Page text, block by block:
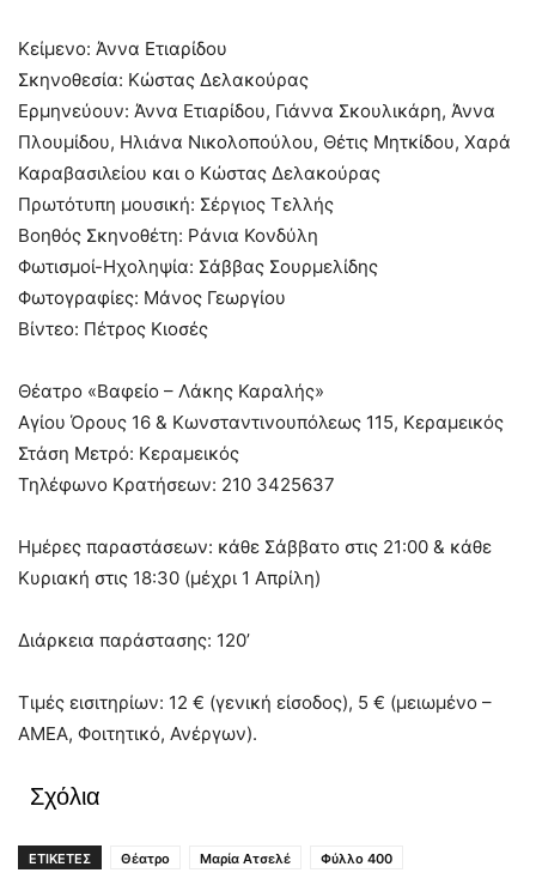
Κείμενο: Άννα Ετιαρίδου
Σκηνοθεσία: Κώστας Δελακούρας
Ερμηνεύουν: Άννα Ετιαρίδου, Γιάννα Σκουλικάρη, Άννα
Πλουμίδου, Ηλιάνα Νικολοπούλου, Θέτις Μητκίδου, Χαρά
Καραβασιλείου και ο Κώστας Δελακούρας
Πρωτότυπη μουσική: Σέργιος Τελλής
Βοηθός Σκηνοθέτη: Ράνια Κονδύλη
Φωτισμοί-Ηχοληψία: Σάββας Σουρμελίδης
Φωτογραφίες: Μάνος Γεωργίου
Βίντεο: Πέτρος Κιοσές
Θέατρο «Βαφείο – Λάκης Καραλής»
Αγίου Όρους 16 & Κωνσταντινουπόλεως 115, Κεραμεικός
Στάση Μετρό: Κεραμεικός
Τηλέφωνο Κρατήσεων: 210 3425637
Ημέρες παραστάσεων: κάθε Σάββατο στις 21:00 & κάθε
Κυριακή στις 18:30 (μέχρι 1 Απρίλη)
Διάρκεια παράστασης: 120’
Τιμές εισιτηρίων: 12 € (γενική είσοδος), 5 € (μειωμένο –
ΑΜΕΑ, Φοιτητικό, Ανέργων).
Σχόλια
ΕΤΙΚΕΤΕΣ Θέατρο Μαρία Ατσελέ Φύλλο 400